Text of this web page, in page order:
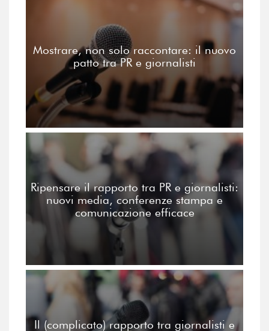
Mostrare, non solo raccontare: il nuovo
patto tra PR e giornalisti
Ripensare il rapporto tra PR e giornalisti:
nuovi media, conferenze stampa e
comunicazione efficace
Il (complicato) rapporto tra giornalisti e